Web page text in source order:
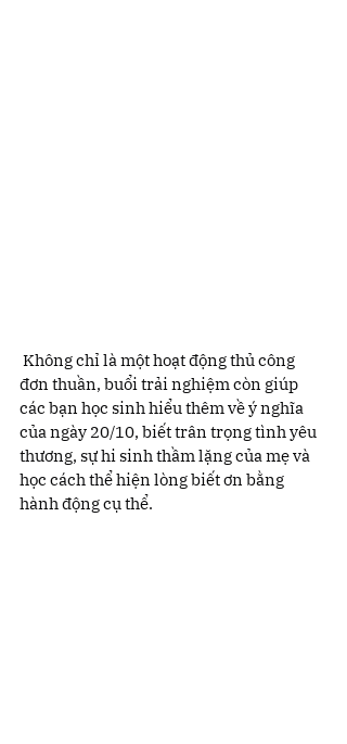
Không chỉ là một hoạt động thủ công
đơn thuần, buổi trải nghiệm còn giúp
các bạn học sinh hiểu thêm về ý nghĩa
của ngày 20/10, biết trân trọng tình yêu
thương, sự hi sinh thầm lặng của mẹ và
học cách thể hiện lòng biết ơn bằng
hành động cụ thể.